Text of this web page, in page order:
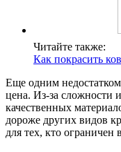
Читайте также:
Как покрасить
Еще одним
цена. Из-за сложности
качественных
дороже других видов
для тех, кто ограничен